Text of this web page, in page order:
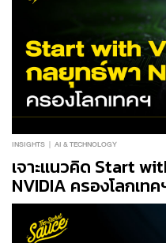
INSIGHTS AI & TECHNOLOGY
เจาะแนวคิด Start
NVIDIA ครองโลกเทค